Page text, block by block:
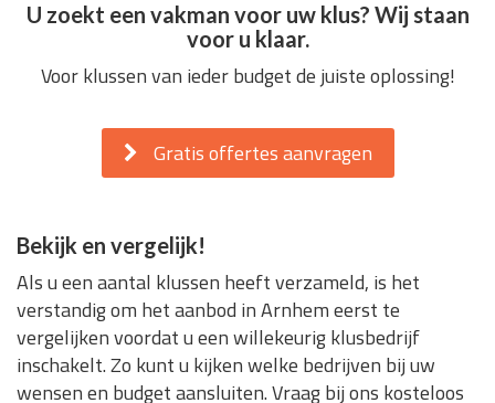
U zoekt een vakman voor uw klus? Wij staan
voor u klaar.
Voor klussen van ieder budget de juiste oplossing!
Gratis offertes aanvragen
Bekijk en vergelijk!
Als u een aantal klussen heeft verzameld, is het
verstandig om het aanbod in Arnhem eerst te
vergelijken voordat u een willekeurig klusbedrijf
inschakelt. Zo kunt u kijken welke bedrijven bij uw
wensen en budget aansluiten. Vraag bij ons kosteloos